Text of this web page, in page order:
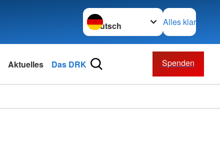
Sprache wechseln zu
Alles klar
Aktuelles Das DRK Spenden